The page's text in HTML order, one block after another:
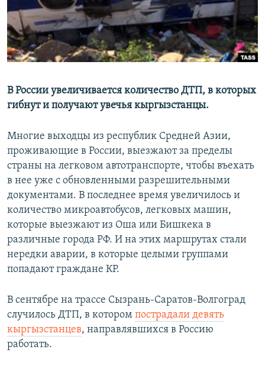
В России увеличивается количество ДТП, в которых
гибнут и получают увечья кыргызстанцы.
Многие выходцы из республик Средней Азии,
проживающие в России, выезжают за пределы
страны на легковом автотранспорте, чтобы въехать
в нее уже с обновленными разрешительными
документами. В последнее время увеличилось и
количество микроавтобусов, легковых машин,
которые выезжают из Оша или Бишкека в
различные города РФ. И на этих маршрутах стали
нередки аварии, в которые целыми группами
попадают граждане КР.
В сентябре на трассе Сызрань-Саратов-Волгоград
случилось ДТП, в котором пострадали девять
кыргызстанцев, направлявшихся в Россию
работать.